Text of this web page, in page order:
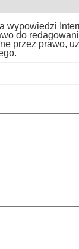
wypowiedzi
do
przez prawo,